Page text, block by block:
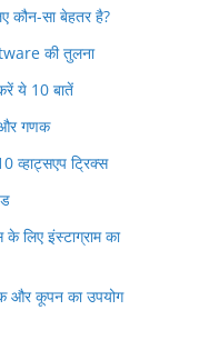
कौन-सा बेहतर है?
की तुलना
ये 10 बातें
और गणक
व्हाट्सएप ट्रिक्स
लिए इंस्टाग्राम का
और कूपन का उपयोग